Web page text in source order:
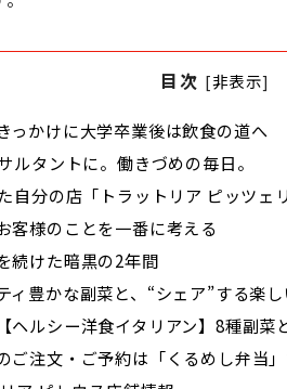
目次 [非表示]
っかけに大学卒業後は飲食の道へ
ルタントに。働きづめの毎日。
自分の店「トラットリア ピッツェ
客様のことを一番に考える
続けた暗黒の2年間
ィ豊かな副菜と、“シェア”する楽
ヘルシー洋食イタリアン】8種副菜
ご注文・ご予約は「くるめし弁当